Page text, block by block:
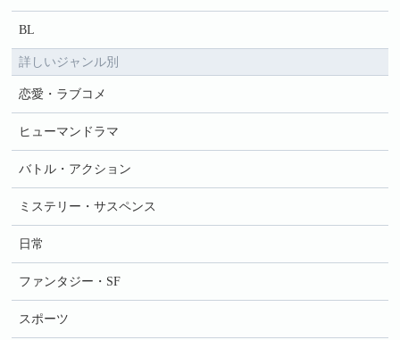
BL
詳しいジャンル別
恋愛・ラブコメ
ヒューマンドラマ
バトル・アクション
ミステリー・サスペンス
日常
ファンタジー・SF
スポーツ